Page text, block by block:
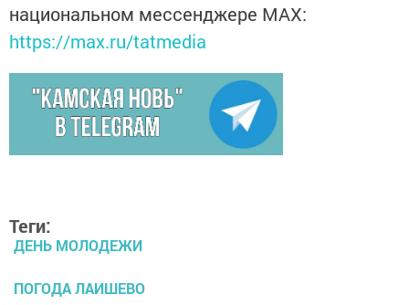
национальном мессенджере MАХ:
https://max.ru/tatmedia
Теги:
ДЕНЬ МОЛОДЕЖИ
ПОГОДА ЛАИШЕВО